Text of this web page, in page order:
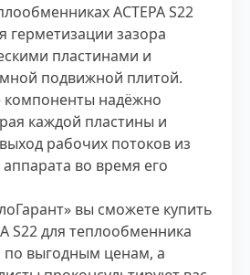
АСТЕРА S22
герметизации зазора
пластинами и
подвижной плитой.
компоненты надёжно
каждой пластины и
рабочих потоков из
во время его
вы сможете купить
S22 для теплообменника
по выгодным ценам, а